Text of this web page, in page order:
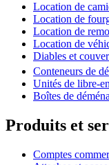
Location de
Location de
Location de
Location de
Diables et
Conteneurs de
Unités de libre-
Boîtes de
Produits et
Comptes